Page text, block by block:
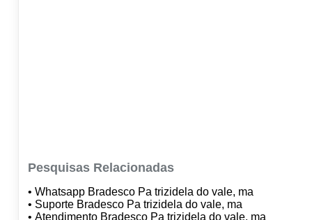
Pesquisas Relacionadas
• Whatsapp Bradesco Pa trizidela do vale, ma
• Suporte Bradesco Pa trizidela do vale, ma
• Atendimento Bradesco Pa trizidela do vale, ma